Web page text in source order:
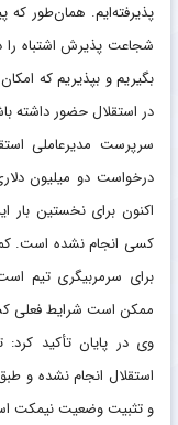
پذیرفته‌ایم. همان‌طور که
شجاعت پذیرش اشتباه را
بگیریم و بپذیریم که
در استقلال حضور داشته
سرپرست مدیرعاملی
درخواست دو میلیون
اکنون برای نخستین بار
کسی انجام نشده است.
برای سرمربیگری تیم
ممکن است شرایط فعلی
وی در پایان تأکید
استقلال انجام نشده و
و تثبیت وضعیت نیمکت